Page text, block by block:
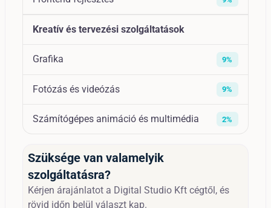
Kreatív és tervezési szolgáltatások
Grafika 9%
Fotózás és videózás 9%
Számítógépes animáció és multimédia 2%
Szüksége van valamelyik
szolgáltatásra?
Kérjen árajánlatot a Digital Studio Kft cégtől, és
rövid időn belül választ kap.